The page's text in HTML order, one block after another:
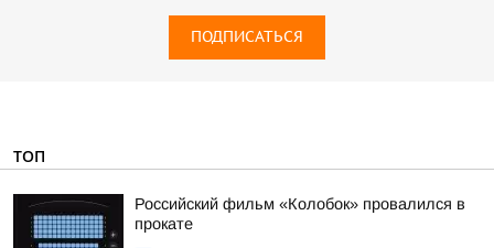
ПОДПИСАТЬСЯ
ТОП
Российский фильм «Колобок» провалился в
прокате